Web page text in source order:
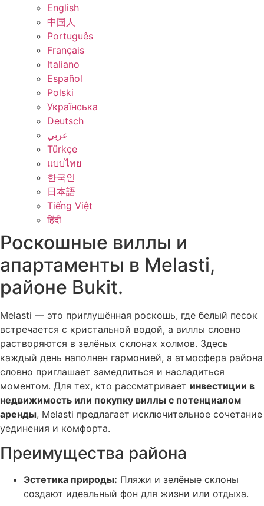
English
中国人
Português
Français
Italiano
Español
Polski
Українська
Deutsch
عربي
Türkçe
แบบไทย
한국인
日本語
Tiếng Việt
हिंदी
Роскошные виллы и
апартаменты в Melasti,
районе Bukit.
Melasti — это приглушённая роскошь, где белый песок
встречается с кристальной водой, а виллы словно
растворяются в зелёных склонах холмов. Здесь
каждый день наполнен гармонией, а атмосфера района
словно приглашает замедлиться и насладиться
моментом. Для тех, кто рассматривает инвестиции в
недвижимость или покупку виллы с потенциалом
аренды, Melasti предлагает исключительное сочетание
уединения и комфорта.
Преимущества района
Эстетика природы: Пляжи и зелёные склоны
создают идеальный фон для жизни или отдыха.